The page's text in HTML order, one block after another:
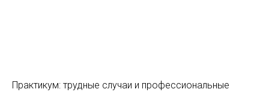
Практикум: трудные случаи и профессиональные